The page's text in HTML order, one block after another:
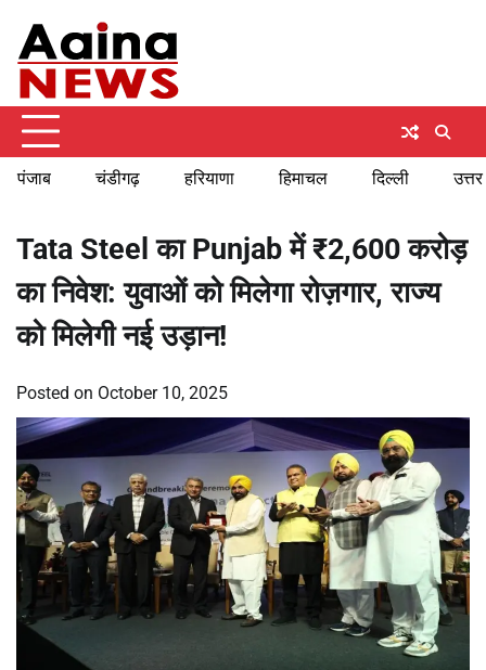
content
पंजाब चंडीगढ़ हरियाणा हिमाचल दिल्ली
Tata Steel का Punjab में ₹2,600 करोड़
का निवेश: युवाओं को मिलेगा रोज़गार, राज्य
को मिलेगी नई उड़ान!
Posted on October 10, 2025